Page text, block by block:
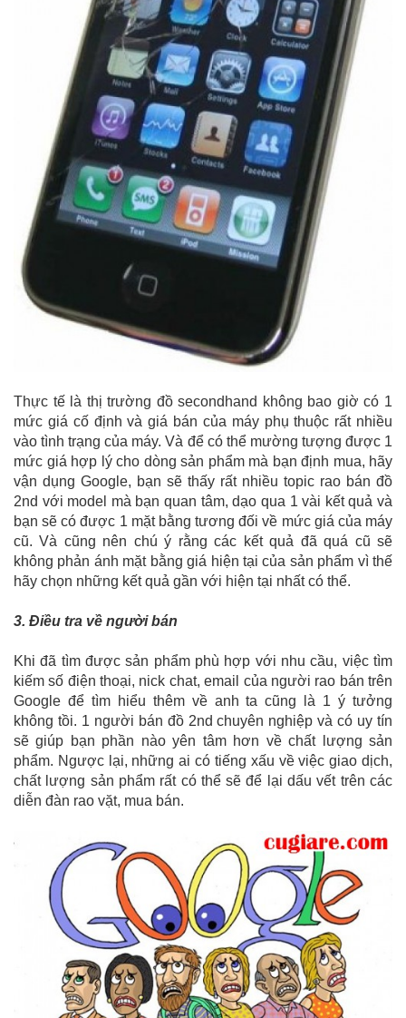
Thực tế là thị trường đồ secondhand không bao giờ có 1
mức giá cố định và giá bán của máy phụ thuộc rất nhiều
vào tình trạng của máy. Và để có thể mường tượng được 1
mức giá hợp lý cho dòng sản phẩm mà bạn định mua, hãy
vận dụng Google, bạn sẽ thấy rất nhiều topic rao bán đồ
2nd với model mà bạn quan tâm, dạo qua 1 vài kết quả và
bạn sẽ có được 1 mặt bằng tương đối về mức giá của máy
cũ. Và cũng nên chú ý rằng các kết quả đã quá cũ sẽ
không phản ánh mặt bằng giá hiện tại của sản phẩm vì thế
hãy chọn những kết quả gần với hiện tại nhất có thể.
3. Điều tra về người bán
Khi đã tìm được sản phẩm phù hợp với nhu cầu, việc tìm
kiếm số điện thoại, nick chat, email của người rao bán trên
Google để tìm hiểu thêm về anh ta cũng là 1 ý tưởng
không tồi. 1 người bán đồ 2nd chuyên nghiệp và có uy tín
sẽ giúp bạn phần nào yên tâm hơn về chất lượng sản
phẩm. Ngược lại, những ai có tiếng xấu về việc giao dịch,
chất lượng sản phẩm rất có thể sẽ để lại dấu vết trên các
diễn đàn rao vặt, mua bán.